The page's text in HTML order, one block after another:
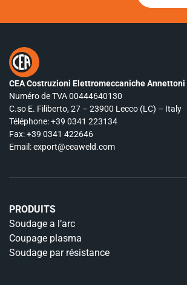
CEA Costruzioni Elettromeccaniche Annettoni
Numéro de TVA 00444640130
C.so E. Filiberto, 27 – 23900 Lecco (LC) – Italy
Téléphone:+39 0341 223134
Fax: +39 0341 422646
Email:export@ceaweld.com
PRODUITS
Soudage a l’arc
Coupage plasma
Soudage par résistance